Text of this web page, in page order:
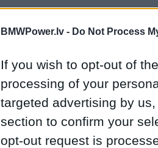
BMWPower.lv - Do Not Process
If you wish to opt-out of
processing of your
targeted advertising by
section to confirm your
opt-out request is